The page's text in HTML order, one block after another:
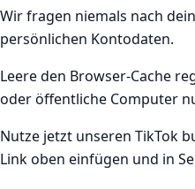
Wir fragen niemals nach
persönlichen Kontodaten.
Leere den Browser-Cache
oder öffentliche Computer
Nutze jetzt unseren TikTok
Link oben einfügen und in